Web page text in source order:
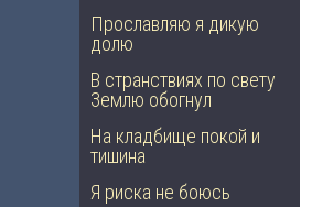
Прославляю я дикую
долю
В странствиях по свету
Землю обогнул
На кладбище покой и
тишина
Я риска не боюсь